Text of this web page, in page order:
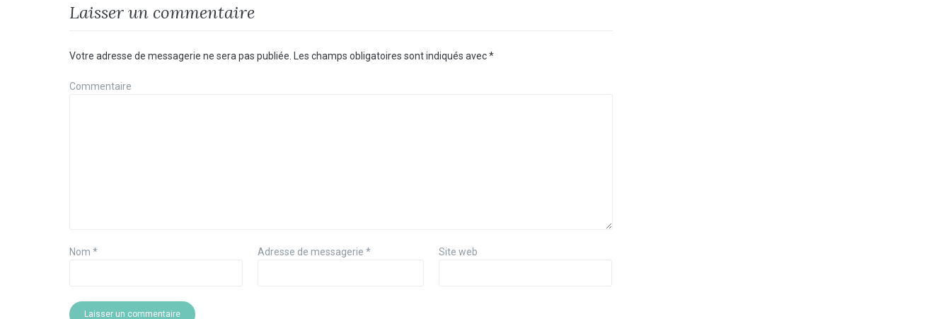
Laisser un commentaire
Votre adresse de messagerie ne sera pas publiée. Les champs obligatoires sont indiqués avec*
Commentaire
Nom * Adresse de messagerie* Site web